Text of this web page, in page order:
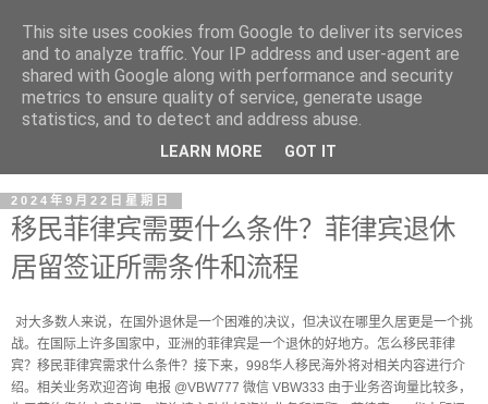
2024年9月22日星期日
移民菲律宾需要什么条件？菲律宾退休
居留签证所需条件和流程
对大多数人来说，在国外退休是一个困难的决议，但决议在哪里久居更是一个挑
战。在国际上许多国家中，亚洲的菲律宾是一个退休的好地方。怎么移民菲律
宾？移民菲律宾需求什么条件？接下来，998华人移民海外将对相关内容进行介
绍。相关业务欢迎咨询 电报 @VBW777 微信 VBW333 由于业务咨询量比较多，
This site uses cookies from Google to deliver its services
and to analyze traffic. Your IP address and user-agent are
shared with Google along with performance and security
metrics to ensure quality of service, generate usage
statistics, and to detect and address abuse.
LEARN MORE GOT IT